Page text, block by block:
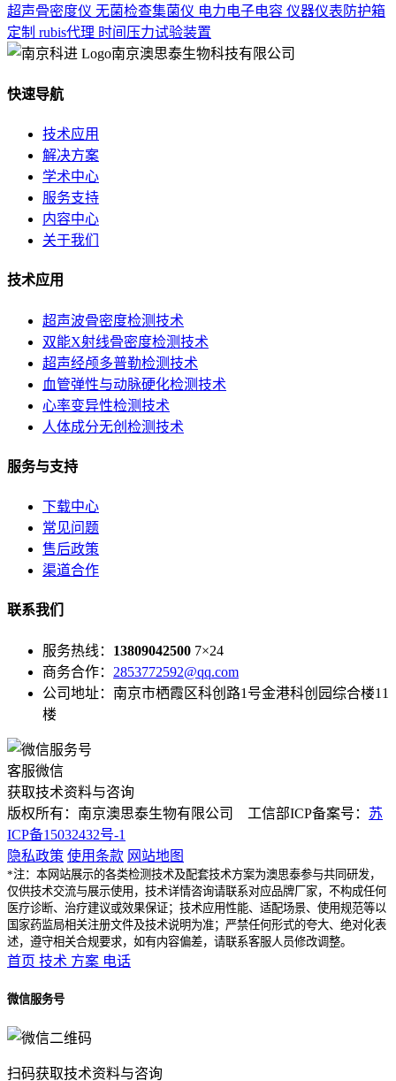
超声骨密度仪 无菌检查集菌仪 电力电子电容 仪器仪表防护箱
定制 rubis代理 时间压力试验装置
南京澳思泰生物科技有限公司
快速导航
技术应用
解决方案
学术中心
服务支持
内容中心
关于我们
技术应用
超声波骨密度检测技术
双能X射线骨密度检测技术
超声经颅多普勒检测技术
血管弹性与动脉硬化检测技术
心率变异性检测技术
人体成分无创检测技术
服务与支持
下载中心
常见问题
售后政策
渠道合作
联系我们
服务热线： 13809042500 7×24
商务合作： 2853772592@qq.com
公司地址：南京市栖霞区科创路1号金港科创园综合楼11
楼
客服微信
获取技术资料与咨询
版权所有：南京澳思泰生物有限公司 工信部ICP备案号： 苏
ICP备15032432号-1
隐私政策 使用条款 网站地图
*注：本网站展示的各类检测技术及配套技术方案为澳思泰参与共同研发，
仅供技术交流与展示使用，技术详情咨询请联系对应品牌厂家，不构成任何
医疗诊断、治疗建议或效果保证；技术应用性能、适配场景、使用规范等以
国家药监局相关注册文件及技术说明为准；严禁任何形式的夸大、绝对化表
述，遵守相关合规要求，如有内容偏差，请联系客服人员修改调整。
首页 技术 方案 电话
微信服务号
扫码获取技术资料与咨询